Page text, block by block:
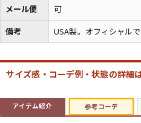
Search by Period年代から
90年代 80年
メール便
可
備考
USA製。オフィシャル
サイズ感・コーデ例・状態の詳細
アイテム紹介 参考コーデ